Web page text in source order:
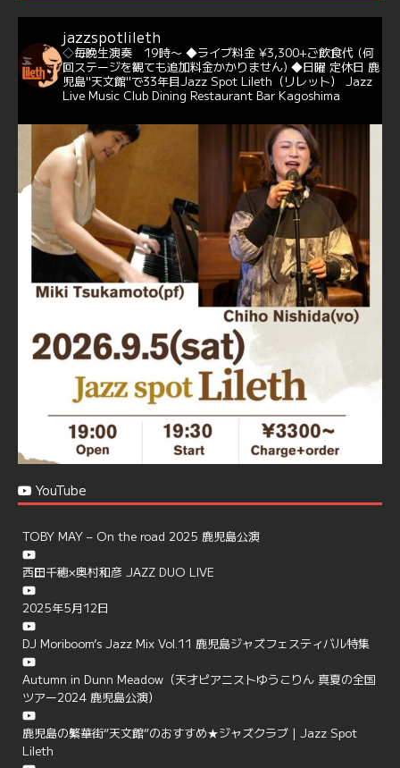
バー♪♬
当店での演奏シーンもご覧いただけます❣❣
#天文館ミリオネーション #ジャミラ #クリスマスソング
https://youtu.be/2lhypP4KWc4?si=CEbY-wEg5HDc_iEv
6 Twitter
Jazz Spot Lilet · 11 11月 2024
忘年会＆新年会 ご予約承り中❣❣
☆窓辺から天文館ミリオネーション
☆JAZZの生演奏を聴きながら♪
☆地産地消に拘ったフードメニュー
プラン内容はご予算とご要望に応じてアレンジ可能ですの
で、お気軽にお問い合せください
https://jazzspotlileth.com/recommend/8650
6 7 Twitter
Load More
jazzspotlileth
◇毎晩生演奏 19時〜 ◆ライブ料金 ¥3,300+ご飲食代 (何
回ステージを観ても追加料金かかりません) ◆日曜 定休日 鹿
児島"天文館"で33年目Jazz Spot Lileth（リレット）
Jazz
Live Music Club Dining Restaurant Bar Kagoshima
YouTube
TOBY MAY – On the road 2025 鹿児島公演
西田千穂×奥村和彦 JAZZ DUO LIVE
2025年5月12日
DJ Moriboom’s Jazz Mix Vol.11 鹿児島ジャズフェスティバル特集
Autumn in Dunn Meadow（天才ピアニストゆうこりん 真夏の全国
ツアー2024 鹿児島公演）
鹿児島の繁華街”天文館”のおすすめ★ジャズクラブ | Jazz Spot
Lileth